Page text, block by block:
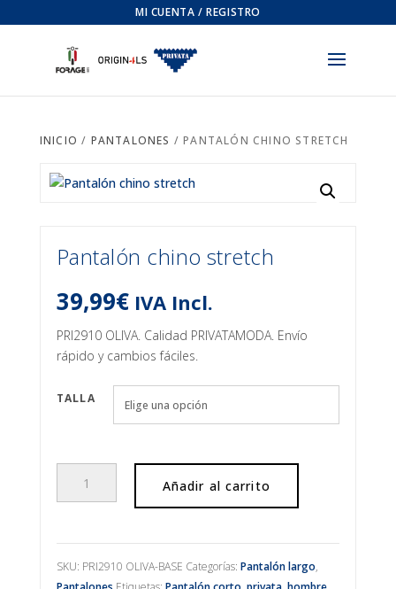
MI CUENTA / REGISTRO
INICIO / PANTALONES / PANTALÓN CHINO STRETCH
Pantalón chino stretch
39,99€ IVA Incl.
PRI2910 OLIVA. Calidad PRIVATAMODA. Envío
rápido y cambios fáciles.
TALLA
Añadir al carrito
SKU: PRI2910 OLIVA-BASE Categorías: Pantalón largo,